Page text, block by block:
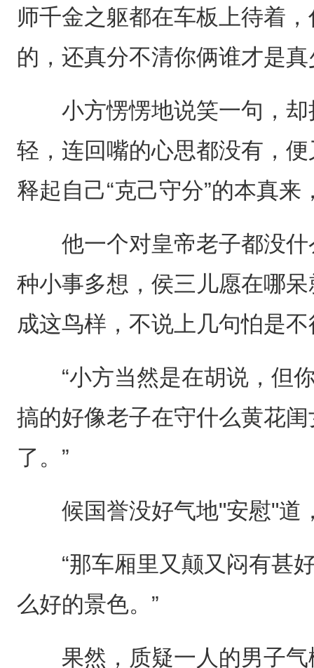
师千金之躯都在车板上待着
的，还真分不清你俩谁才是真
小方愣愣地说笑一句，却
轻，连回嘴的心思都没有，
释起自己“克己守分”的本真
他一个对皇帝老子都没什
种小事多想，侯三儿愿在哪
成这鸟样，不说上几句怕是
“小方当然是在胡说，但你
搞的好像老子在守什么黄花
了。”
候国誉没好气地"安慰"道
“那车厢里又颠又闷有甚好
么好的景色。”
果然，质疑一人的男子气